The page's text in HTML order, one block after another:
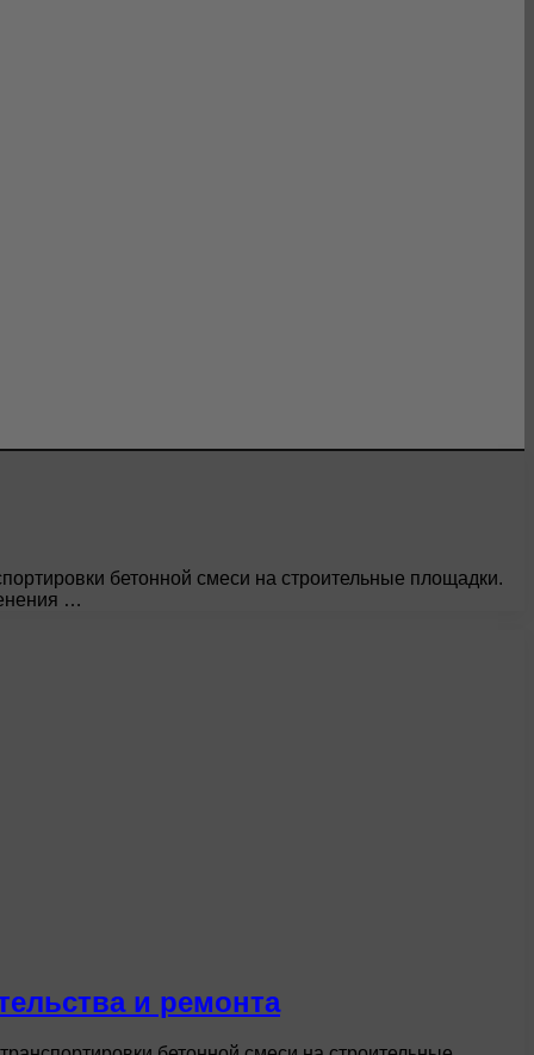
бетонной смеси на строительные площадки.
…
и ремонта